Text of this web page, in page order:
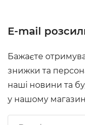
E-mail
Бажаєте
знижки та
наші новини та
у нашому